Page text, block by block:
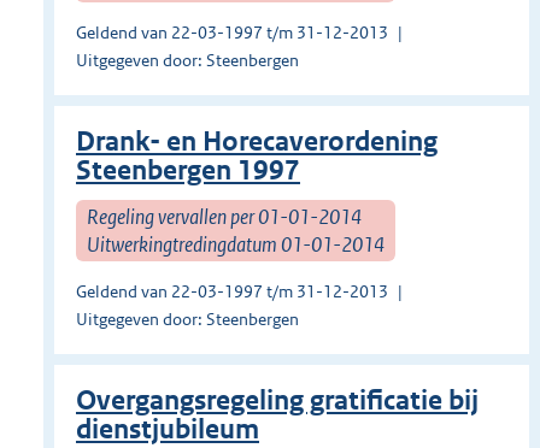
Geldend van 22-03-1997 t/m 31-12-2013
Uitgegeven door: Steenbergen
Drank- en Horecaverordening
Steenbergen 1997
Regeling vervallen per 01-01-2014
Uitwerkingtredingdatum 01-01-2014
Geldend van 22-03-1997 t/m 31-12-2013
Uitgegeven door: Steenbergen
Overgangsregeling gratificatie bij
dienstjubileum